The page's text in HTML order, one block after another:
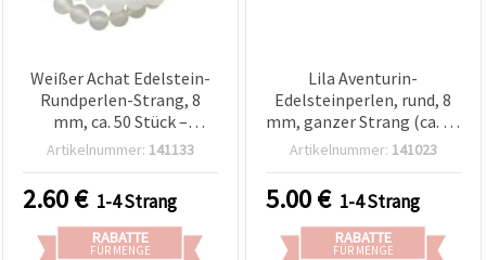
Weißer Achat Edelstein-
Rundperlen-Strang, 8
mm, ca. 50 Stück –
Natursteinperlen für DIY-
Armbänder & Halsketten
Artikelnummer: 141133
2.60€ 1-4 Strang
RABATTE
FÜR MENGE
Lila Aventurin-
Edelsteinperlen, rund, 8
mm, ganzer Strang (ca. 45
Perlen), für
Armbänder und Ketten
Artikelnummer: 141023
5.00€ 1-4 Strang
RABATTE
FÜR MENGE